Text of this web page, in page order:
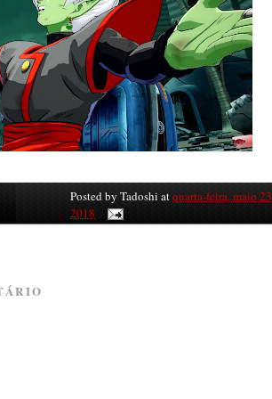
Posted by Tadoshi atquarta-feira, maio
2018